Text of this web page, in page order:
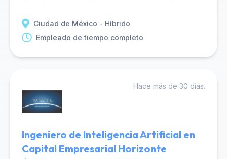
Ciudad de México - Híbrido
Empleado de tiempo completo
Hace más de 30 días.
Ingeniero de Inteligencia Artificial en
Capital Empresarial Horizonte